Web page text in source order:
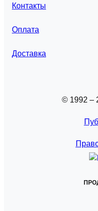
Контакты
Оплата
Доставка
© 1992 –